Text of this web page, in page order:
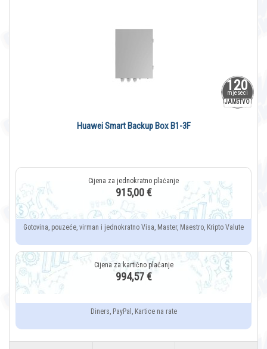
120
mjeseci
JAMSTVO
Huawei Smart Backup Box B1-3F
915,00 €
Gotovina, pouzeće, virman i jednokratno Visa, Master, Maestro, Kripto Valute
994,57 €
Diners, PayPal, Kartice na rate